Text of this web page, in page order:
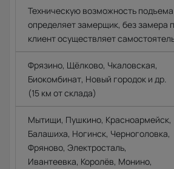
Техническую возможность
определяет замерщик, без замера
клиент осуществляет
Фрязино, Щёлково, Чкаловская,
Биокомбинат, Новый городок и др.
(15 км от склада)
Мытищи, Пушкино, Красноармейск,
Балашиха, Ногинск, Черноголовка,
Фряново, Электросталь,
Ивантеевка, Королёв, Монино,